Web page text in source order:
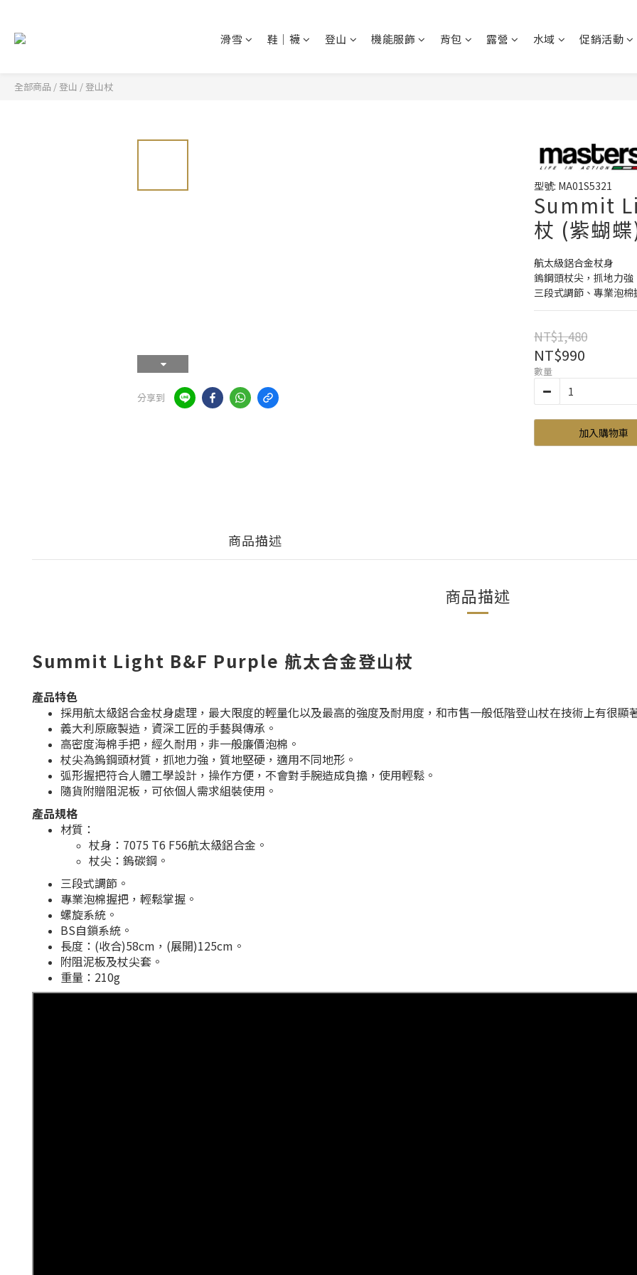
滑雪 鞋│襪 登山 機能服飾 背包 露營 水域 促銷活動
全部商品 / 登山 / 登山杖
分享到
型號: MA01S5321
Summit
杖 (紫蝴
航太級鋁合金杖身
鎢鋼頭杖尖，抓地力強
三段式調節、專業泡棉
NT$1,480
NT$990
數量
加入購物車
商品描述
商品描述
Summit Light B&F Purple 航太合金登山杖
產品特色
採用航太級鋁合金杖身處理，最大限度的輕量化以及最高的強度及耐用度，和市售一般低階登山杖在技術上有很顯
義大利原廠製造，資深工匠的手藝與傳承。
高密度海棉手把，經久耐用，非一般廉價泡棉。
杖尖為鎢鋼頭材質，抓地力強，質地堅硬，適用不同地形。
弧形握把符合人體工學設計，操作方便，不會對手腕造成負擔，使用輕鬆。
隨貨附贈阻泥板，可依個人需求組裝使用。
產品規格
材質：
杖身：7075 T6 F56航太級鋁合金。
杖尖：鎢碳鋼。
三段式調節。
專業泡棉握把，輕鬆掌握。
螺旋系統。
BS自鎖系統。
長度：(收合)58cm，(展開)125cm。
附阻泥板及杖尖套。
重量：210g